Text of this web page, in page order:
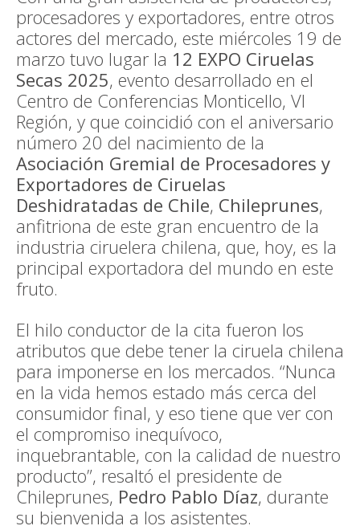
procesadores y exportadores, entre otros
actores del mercado, este miércoles 19 de
marzo tuvo lugar la 12 EXPO Ciruelas
Secas 2025, evento desarrollado en el
Centro de Conferencias Monticello, VI
Región, y que coincidió con el aniversario
número 20 del nacimiento de la
Asociación Gremial de Procesadores y
Exportadores de Ciruelas
Deshidratadas de Chile, Chileprunes,
anfitriona de este gran encuentro de la
industria ciruelera chilena, que, hoy, es la
principal exportadora del mundo en este
fruto.
El hilo conductor de la cita fueron los
atributos que debe tener la ciruela chilena
para imponerse en los mercados. “Nunca
en la vida hemos estado más cerca del
consumidor final, y eso tiene que ver con
el compromiso inequívoco,
inquebrantable, con la calidad de nuestro
producto”, resaltó el presidente de
Chileprunes, Pedro Pablo Díaz, durante
su bienvenida a los asistentes.